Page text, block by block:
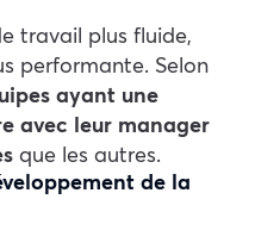
travail plus fluide,
performante. Selon
ayant une
avec leur manager
que les autres.
de la